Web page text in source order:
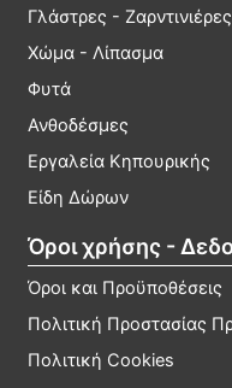
Γλάστρες - Ζαρντινιέρες
Χώμα - Λίπασμα
Φυτά
Ανθοδέσμες
Εργαλεία Κηπουρικής
Είδη Δώρων
Όροι χρήσης -
Όροι και Προϋποθέσεις
Πολιτική Προστασίας
Πολιτική Cookies